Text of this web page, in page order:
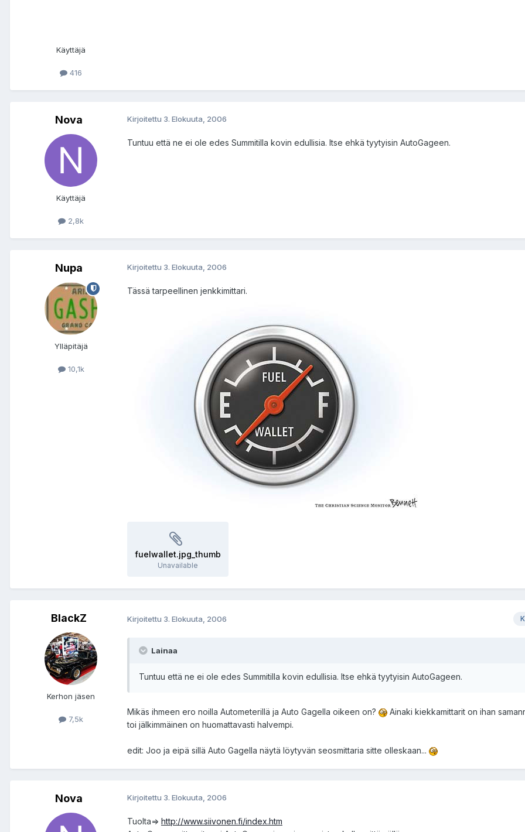
Käyttäjä
416
Nova
Käyttäjä
2,8k
Kirjoitettu 3. Elokuuta, 2006
Tuntuu että ne ei ole edes Summitilla kovin edullisia. Itse ehkä tyytyisin AutoGageen.
Nupa
Ylläpitäjä
10,1k
Kirjoitettu 3. Elokuuta, 2006
Tässä tarpeellinen jenkkimittari.
fuelwallet.jpg_thumb
Unavailable
BlackZ
Kerhon jäsen
7,5k
Kirjoitettu 3. Elokuuta, 2006
Lainaa
Tuntuu että ne ei ole edes Summitilla kovin edullisia. Itse ehkä tyytyisin AutoGageen.
Mikäs ihmeen ero noilla Autometerillä ja Auto Gagella oikeen on?
Ainaki kiekkamittarit on ihan
toi jälkimmäinen on huomattavasti halvempi.
edit: Joo ja eipä sillä Auto Gagella näytä löytyvän seosmittaria sitte olleskaan...
Nova Kirjoitettu 3. Elokuuta, 2006
Tuolta=> http://www.siivonen.fi/index.htm